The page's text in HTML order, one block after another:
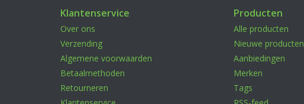
Klantenservice
Over ons
Verzending
Algemene voorwaarden
Betaalmethoden
Retourneren
Producten
Alle producten
Nieuwe producten
Aanbiedingen
Merken
Tags